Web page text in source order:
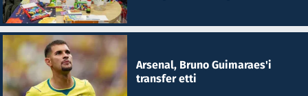
Arsenal, Bruno Guimaraes'i
transfer etti